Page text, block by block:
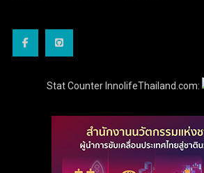
Stat Counter InnolifeThailand.com: